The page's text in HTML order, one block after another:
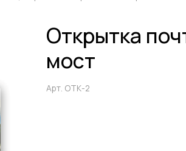
Открытка
мост
Арт. ОТК-2